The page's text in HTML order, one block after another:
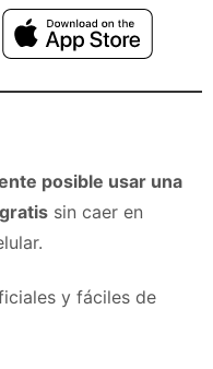
posible usar una
sin caer en
y fáciles de